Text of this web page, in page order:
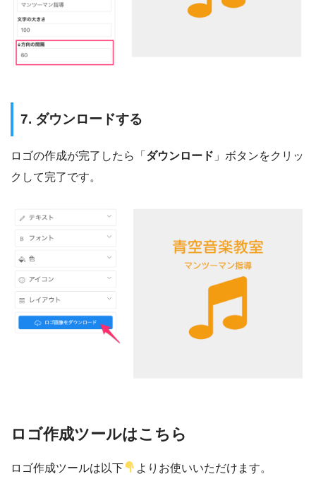
7. ダウンロードする
ロゴの作成が完了したら「 ダウンロード 」ボタンをクリッ
クして完了です。
ロゴ作成ツールはこちら
ロゴ作成ツールは以下 よりお使いいただけます。